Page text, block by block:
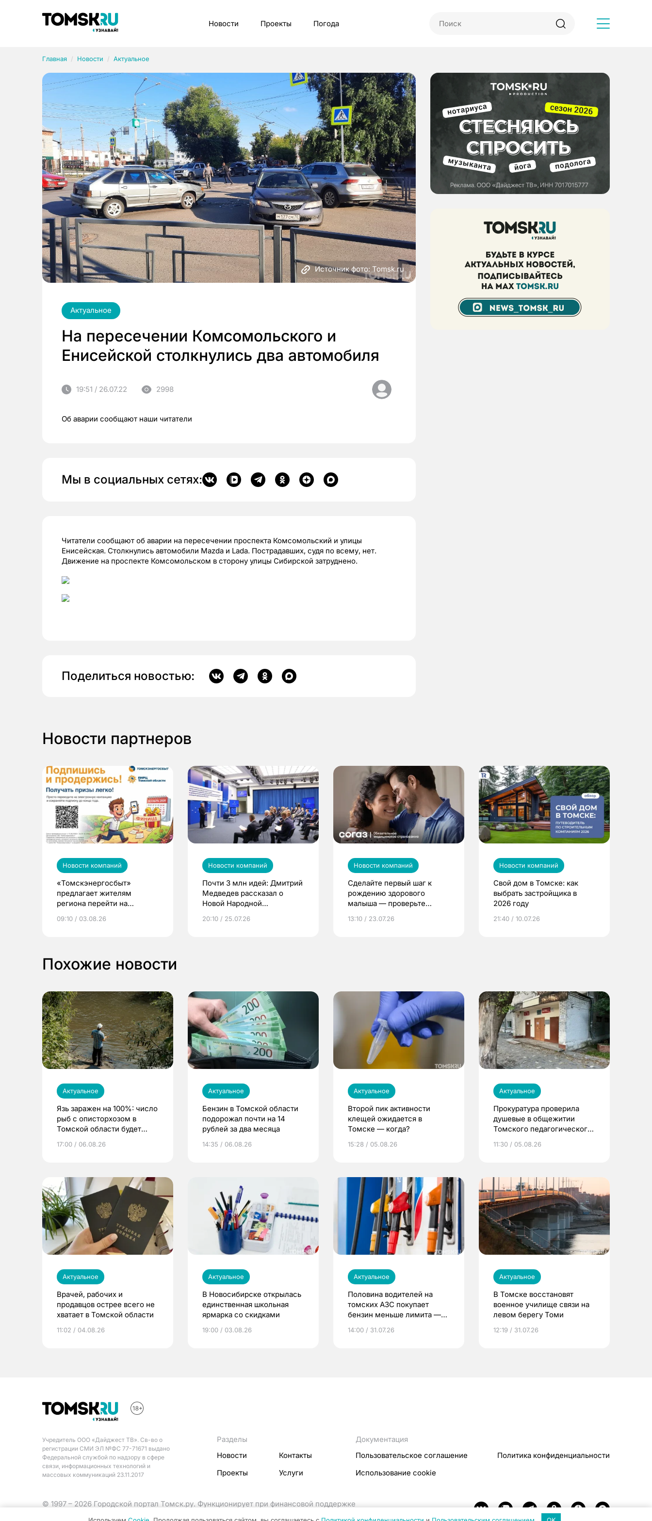
Новости Проекты Погода
Главная Новости Актуальное
Источник фото: Tomsk.ru
Актуальное
На пересечении Комсомольского и
Енисейской столкнулись два автомобиля
19:51 / 26.07.22 2998
Об аварии сообщают наши читатели
Мы в социальных сетях:
Читатели сообщают об аварии на пересечении проспекта Комсомольский и улицы
Енисейская. Столкнулись автомобили Mazda и Lada. Пострадавших, судя по всему, нет.
Движение на проспекте Комсомольском в сторону улицы Сибирской затруднено.
Поделиться новостью:
Новости партнеров
Новости компаний
«Томскэнергосбыт»
предлагает жителям
региона перейти на
выиграть призы
09:10 / 03.08.26
Новости компаний
Почти 3 млн идей: Дмитрий
Медведев рассказал о
Новой Народной
20:10 / 25.07.26
Новости компаний
Сделайте первый шаг к
рождению здорового
малыша — проверьте
по ОМС!
13:10 / 23.07.26
Новости компаний
Свой дом в Томске: как
выбрать застройщика в
2026 году
21:40 / 10.07.26
Похожие новости
Актуальное
Язь заражен на 100%: число
рыб с описторхозом в
Томской области будет
17:00 / 06.08.26
Актуальное
Бензин в Томской области
подорожал почти на 14
рублей за два месяца
14:35 / 06.08.26
Актуальное
Второй пик активности
клещей ожидается в
Томске — когда?
15:28 / 05.08.26
Актуальное
Прокуратура проверила
душевые в общежитии
Томского педагогического
11:30 / 05.08.26
Актуальное
Врачей, рабочих и
продавцов острее всего не
хватает в Томской области
11:02 / 04.08.26
Актуальное
В Новосибирске открылась
единственная школьная
ярмарка со скидками
19:00 / 03.08.26
Актуальное
Половина водителей на
томских АЗС покупает
бензин меньше лимита —
14:00 / 31.07.26
Актуальное
В Томске восстановят
военное училище связи на
левом берегу Томи
12:19 / 31.07.26
Учредитель ООО «Дайджест ТВ». Св-во о
регистрации СМИ ЭЛ №ФС 77-71671 выдано
Федеральной службой по надзору в сфере
связи, информационных технологий и
массовых коммуникаций 23.11.2017
Разделы
Новости
Контакты
Проекты
Услуги
Документация
Пользовательское соглашение
Политика конфиденциальности
Использование cookie
© 1997 – 2026 Городской портал Томск.ру. Функционирует при финансовой поддержке
Рубрики